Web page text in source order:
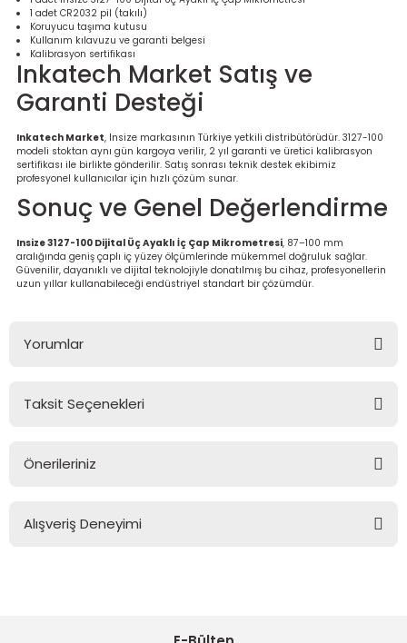
1 adet CR2032 pil (takılı)
Koruyucu taşıma kutusu
Kullanım kılavuzu ve garanti belgesi
Kalibrasyon sertifikası
Inkatech Market Satış ve
Garanti Desteği
Inkatech Market, Insize markasının Türkiye yetkili distribütörüdür. 3127-100
modeli stoktan aynı gün kargoya verilir, 2 yıl garanti ve üretici kalibrasyon
sertifikası ile birlikte gönderilir. Satış sonrası teknik destek ekibimiz
profesyonel kullanıcılar için hızlı çözüm sunar.
Sonuç ve Genel Değerlendirme
Insize 3127-100 Dijital Üç Ayaklı İç Çap Mikrometresi, 87–100 mm
aralığında geniş çaplı iç yüzey ölçümlerinde mükemmel doğruluk sağlar.
Güvenilir, dayanıklı ve dijital teknolojiyle donatılmış bu cihaz, profesyonellerin
uzun yıllar kullanabileceği endüstriyel standart bir çözümdür.
Yorumlar
Bu ürüne ilk yorumu siz yapın!
Taksit Seçenekleri
Önerileriniz
konularda yetersiz gördüğünüz noktaları öneri formunu
kullanarak tarafımıza iletebilirsiniz.
Alışveriş Deneyimi